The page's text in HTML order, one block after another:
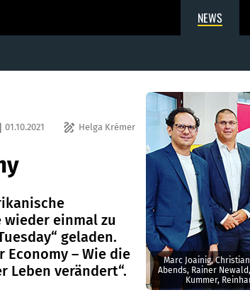
NEWS
Marc Joainig,
Abends, Rainer
Kummer,
draw Helga Krémer
01.10.2021
wieder einmal zu
geladen.
Economy – Wie die
Leben verändert“.